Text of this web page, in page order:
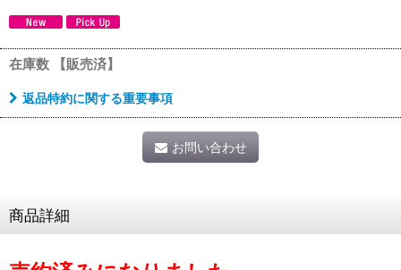
在庫数 【販売済】
返品特約に関する重要事項
お問い合わせ
商品詳細